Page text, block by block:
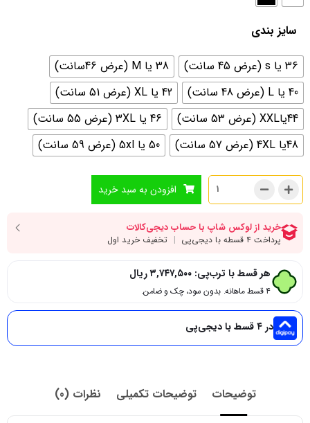
سایز بندی
36 یا s (عرض 45 سانت)
38 یا M (عرض 46سانت)
40 یا L (عرض 48 سانت)
42 یا XL (عرض 51 سانت)
44یاXXL (عرض 53 سانت)
46 یا 3XL (عرض 55 سانت)
48یا 4XL (عرض 57 سانت)
50 یا 5xl (عرض 59 سانت)
افزودن به سبد خرید
هر قسط با ترب‌پی: ۳,۷۴۷,۵۰۰ریال
۴ قسط ماهانه. بدون سود، چک و ضامن.
در ۴ قسط با دیجی‌پی
توضیحات توضیحات تکمیلی نظرات (0)